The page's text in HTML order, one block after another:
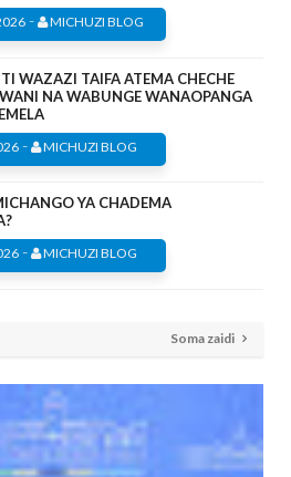
- MICHUZI BLOG
WAZAZI TAIFA ATEMA CHECHE
NA WABUNGE WANAOPANGA
- MICHUZI BLOG
YA CHADEMA
- MICHUZI BLOG
Soma zaidi